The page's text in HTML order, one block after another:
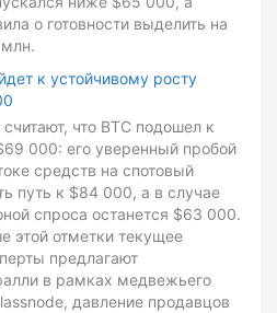
о готовности выделить на
к устойчивому росту
что BTC подошел к
000: его уверенный пробой
средств на спотовый
путь к $84 000, а в случае
спроса останется $63 000.
этой отметки текущее
предлагают
в рамках медвежьего
давление продавцов